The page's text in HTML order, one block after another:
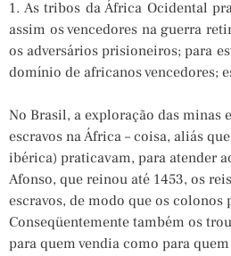
1. As tribos da África Ocidental
assim os vencedores na guerra
os adversários prisioneiros; para
domínio de africanos vencedores;
No Brasil, a exploração das minas
escravos na África – coisa, aliás
ibérica) praticavam, para atender
Afonso, que reinou até 1453, os
escravos, de modo que os
Conseqüentemente também os
para quem vendia como para